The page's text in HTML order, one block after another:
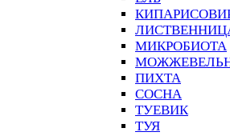
МИКРОБИОТА
ПИХТА
СОСНА
ТУЕВИК
ТУЯ